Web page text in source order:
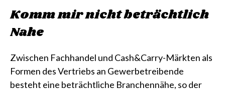
Komm mir nicht beträchtlich
Nahe
Zwischen Fachhandel und Cash&Carry-Märkten als
Formen des Vertriebs an Gewerbetreibende
besteht eine beträchtliche Branchennähe, so der